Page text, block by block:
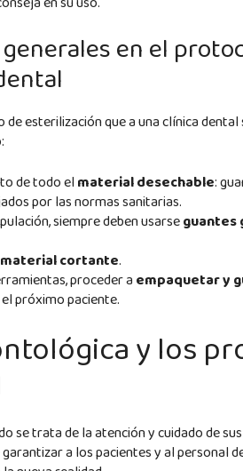
en el
esterilización que a una clínica
de todo el materialdesechable:
por las normas sanitarias.
siempre deben usarseguantes
material cortante.
proceder a empaquetar y
próximo paciente.
y los
se trata de la atención y cuidado de
a los pacientes y al